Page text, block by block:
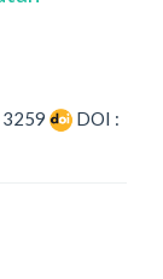
3259
DOI :